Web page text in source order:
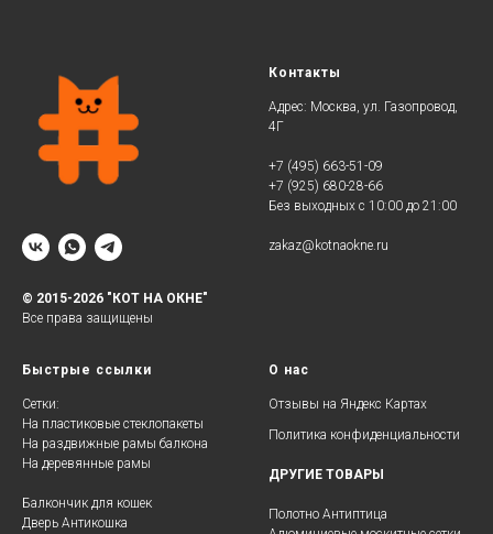
© 2015-2026 "КОТ НА ОКНЕ"
Все права защищены
Контакты
Адрес: Москва, ул. Газопровод,
4Г
+7 (495) 663-51-09
+7 (925) 680-28-66
Без выходных с 10:00 до 21:00
zakaz@kotnaokne.ru
Быстрые ссылки
Сетки:
На пластиковые стеклопакеты
На раздвижные рамы балкона
На деревянные рамы
Балкончик для кошек
Дверь Антикошка
О нас
Отзывы на Яндекс Картах
Политика конфиденциальности
ДРУГИЕ ТОВАРЫ
Полотно Антиптица